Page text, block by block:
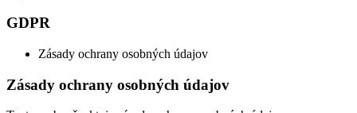
GDPR
Zásady ochrany osobných údajov
Zásady ochrany osobných údajov